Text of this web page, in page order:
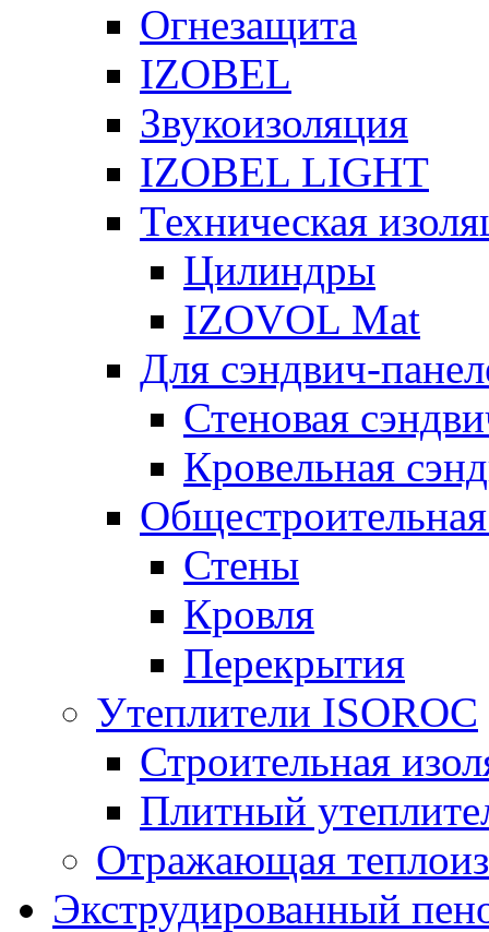
Огнезащита
IZOBEL
Звукоизоляция
IZOBEL LIGHT
Техническая
Цилиндры
IZOVOL Mat
Для сэндвич-
Стеновая
Кровельная
Стены
Кровля
Перекрытия
Утеплители ISOROC
Строительная
Плитный
Отражающая
Экструдированный